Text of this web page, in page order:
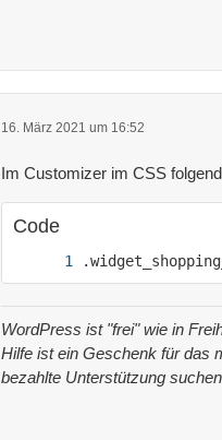
16. März 2021 um 16:52
Im Customizer im CSS
Code
WordPress ist "frei" wie in
Hilfe ist ein Geschenk für das
bezahlte Unterstützung